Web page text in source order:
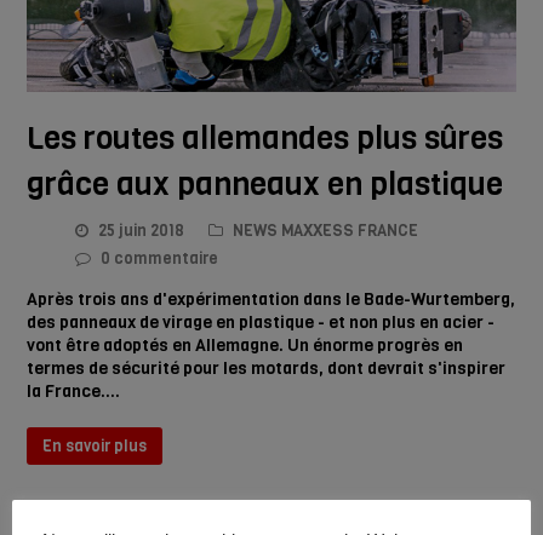
Les routes allemandes plus sûres
grâce aux panneaux en plastique
25 juin 2018
NEWS MAXXESS FRANCE
0 commentaire
Après trois ans d'expérimentation dans le Bade-Wurtemberg,
des panneaux de virage en plastique - et non plus en acier -
vont être adoptés en Allemagne. Un énorme progrès en
termes de sécurité pour les motards, dont devrait s'inspirer
la France.…
En savoir plus